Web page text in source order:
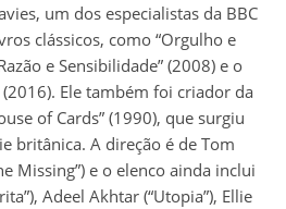
um dos especialistas da BBC
clássicos, como “Orgulho e
e Sensibilidade” (2008) e o
(2016). Ele também foi criador da
of Cards” (1990), que surgiu
britânica. A direção é de Tom
Missing”) e o elenco ainda inclui
Adeel Akhtar (“Utopia”), Ellie